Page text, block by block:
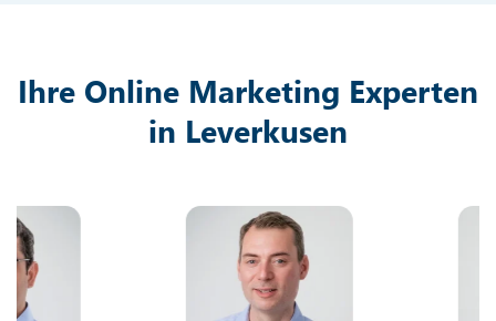
Ihre Online Marketing Experten
in Leverkusen